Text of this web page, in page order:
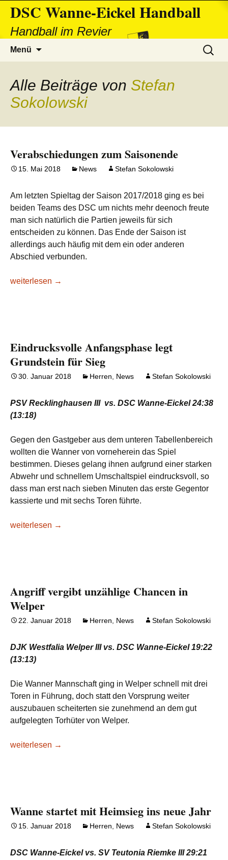
DSC Wanne-Eickel Handball
Handball im Revier
Menü
Suchen
nach:
Alle Beiträge von Stefan
Sokolowski
Verabschiedungen zum Saisonende
15. Mai 2018 News Stefan Sokolowski
Am letzten Spieltag der Saison 2017/2018 ging es bei
beiden Teams des DSC um nichts mehr deenoch freute
man sich natürlich die Partien jeweils für sich
entscheiden zu können. Das Ende der Saison ist
allerdings auch häufig mit dem ein oder anderen
Abschied verbunden.
Verabschiedungen zum Saisonende
weiterlesen →
Eindrucksvolle Anfangsphase legt
Grundstein für Sieg
30. Januar 2018 Herren News Stefan Sokolowski
PSV Recklinghausen III vs. DSC Wanne-Eickel 24:38
(13:18)
Gegen den Gastgeber aus dem unteren Tabellenbereich
wollten die Wanner von vorneherein das Spiel
bestimmen. Dieses gelang ihnen aufgrund einer starken
Abwehr und schnellem Umschaltspiel eindrucksvoll, so
dass man erst nach sieben Minuten das erste Gegentor
kassierte und mit sechs Toren führte.
Eindrucksvolle Anfangsphase legt Grundstein für Sieg
weiterlesen →
Angriff vergibt unzählige Chancen in
Welper
22. Januar 2018 Herren News Stefan Sokolowski
DJK Westfalia Welper III vs. DSC Wanne-Eickel 19:22
(13:13)
Die Wanner Mannschaft ging in Welper schnell mit drei
Toren in Führung, doch statt den Vorsprung weiter
auszubauen scheiterten sie zunehmend an dem gut
aufgelegten Torhüter von Welper.
Angriff vergibt unzählige Chancen in Welper
weiterlesen →
Wanne startet mit Heimsieg ins neue Jahr
15. Januar 2018 Herren News Stefan Sokolowski
DSC Wanne-Eickel vs. SV Teutonia Riemke III 29:21